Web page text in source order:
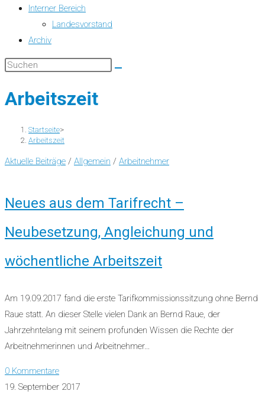
Interner Bereich
Landesvorstand
Archiv
Arbeitszeit
Startseite>
Arbeitszeit
Aktuelle Beiträge / Allgemein / Arbeitnehmer
Neues aus dem Tarifrecht –
Neubesetzung, Angleichung und
wöchentliche Arbeitszeit
Am 19.09.2017 fand die erste Tarifkommissionssitzung ohne Bernd
Raue statt. An dieser Stelle vielen Dank an Bernd Raue, der
Jahrzehntelang mit seinem profunden Wissen die Rechte der
Arbeitnehmerinnen und Arbeitnehmer…
0 Kommentare
19. September 2017